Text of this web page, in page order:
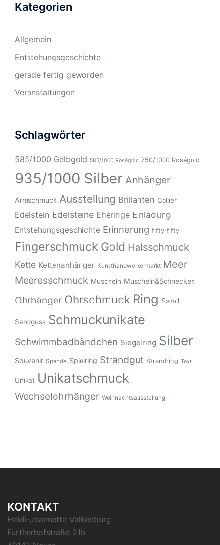
Kategorien
Allgemein
Entstehungsgeschichte
gerade fertig geworden
Veranstaltungen
Schlagwörter
585/1000 Gelbgold 585/1000 Roségold 750/1000 Roségold
935/1000 Silber Anhänger
Armschmuck Ausstellung Brillanten Collier
Edelstein Edelsteine Eheringe Einladung
Entstehungsgeschichte Erinnerung fifty-fifty
Fingerschmuck Gold Halsschmuck
Kette Kettenanhänger Kunsthandwerkermarkt Meer
Meeresschmuck Muscheln Muscheln&Schnecken
Ohrhänger Ohrschmuck Ring Sand
Sandguss Schmuckunikate
Schwimmbadbändchen Siegelring Silber
Souvenir Spende Spielring Strandgut Strandring Text
Unikat Unikatschmuck
Wechselohrhänger Weihnachtsausstellung
KONTAKT
Heidi-Jeannette Valkenburg
Furtherhofstraße 21b